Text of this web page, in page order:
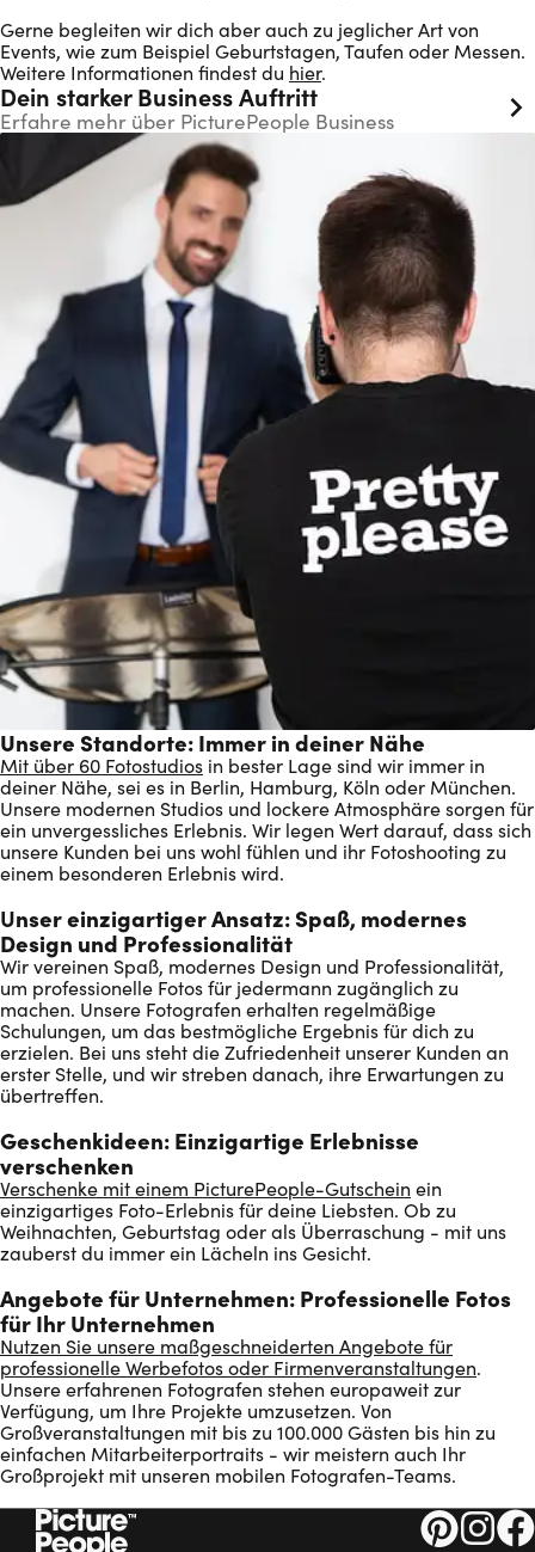
Gerne begleiten wir dich aber auch zu jeglicher Art von
Events, wie zum Beispiel Geburtstagen, Taufen oder Messen.
Weitere Informationen findest du hier.
Dein starker Business Auftritt
Erfahre mehr über PicturePeople Business
Unsere Standorte: Immer in deiner Nähe
Mit über 60 Fotostudios in bester Lage sind wir immer in
deiner Nähe, sei es in Berlin, Hamburg, Köln oder München.
Unsere modernen Studios und lockere Atmosphäre sorgen für
ein unvergessliches Erlebnis. Wir legen Wert darauf, dass sich
unsere Kunden bei uns wohl fühlen und ihr Fotoshooting zu
einem besonderen Erlebnis wird.
Unser einzigartiger Ansatz: Spaß, modernes
Design und Professionalität
Wir vereinen Spaß, modernes Design und Professionalität,
um professionelle Fotos für jedermann zugänglich zu
machen. Unsere Fotografen erhalten regelmäßige
Schulungen, um das bestmögliche Ergebnis für dich zu
erzielen. Bei uns steht die Zufriedenheit unserer Kunden an
erster Stelle, und wir streben danach, ihre Erwartungen zu
übertreffen.
Geschenkideen: Einzigartige Erlebnisse
verschenken
Verschenke mit einem PicturePeople-Gutschein ein
einzigartiges Foto-Erlebnis für deine Liebsten. Ob zu
Weihnachten, Geburtstag oder als Überraschung - mit uns
zauberst du immer ein Lächeln ins Gesicht.
Angebote für Unternehmen: Professionelle Fotos
für Ihr Unternehmen
Nutzen Sie unsere maßgeschneiderten Angebote für
professionelle Werbefotos oder Firmenveranstaltungen.
Unsere erfahrenen Fotografen stehen europaweit zur
Verfügung, um Ihre Projekte umzusetzen. Von
Großveranstaltungen mit bis zu 100.000 Gästen bis hin zu
einfachen Mitarbeiterportraits - wir meistern auch Ihr
Großprojekt mit unseren mobilen Fotografen-Teams.